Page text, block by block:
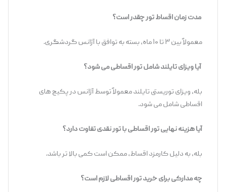
مدت زمان اقساط تور چقدر است؟
معمولاً بین ۳ تا ۱۰ ماه، بسته به توافق با آژانس گردشگری.
آیا ویزای تایلند شامل تور اقساطی می ‌شود؟
بله، ویزای توریستی تایلند معمولاً توسط آژانس در پکیج ‌های
اقساطی شامل می ‌شود.
آیا هزینه نهایی تور اقساطی با تور نقدی تفاوت دارد؟
بله، به دلیل کارمزد اقساط، ممکن است کمی بالا تر باشد.
چه مدارکی برای خرید تور اقساطی لازم است؟